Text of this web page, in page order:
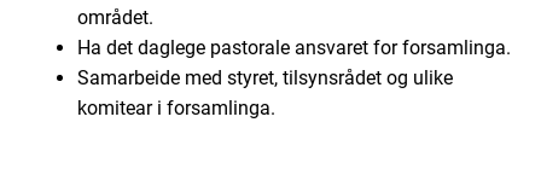
området.
Ha det daglege pastorale ansvaret for forsamlinga.
Samarbeide med styret, tilsynsrådet og ulike
komitear i forsamlinga.